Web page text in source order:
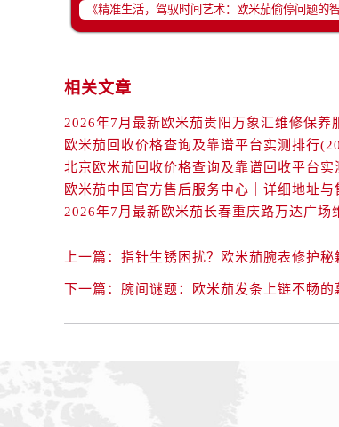
吉林省四平市铁东区紫气
辽宁省鞍山市铁东区站前
辽宁省本溪市平山区胜利
辽宁省朝阳市双塔区新华
辽宁省丹东市振兴区七经
辽宁省抚顺市新抚区东一
辽宁省葫芦岛市连山区中
辽宁省锦州市古塔区中央
辽宁省沈阳市沈河区中街
相关文章
2026年7月最新欧米茄贵阳万象汇维修保养
欧米茄回收价格查询及靠谱平台实测排行
上一篇： 指针生锈困扰？欧米茄腕表修护秘
下一篇： 腕间谜题：欧米茄发条上链不畅的